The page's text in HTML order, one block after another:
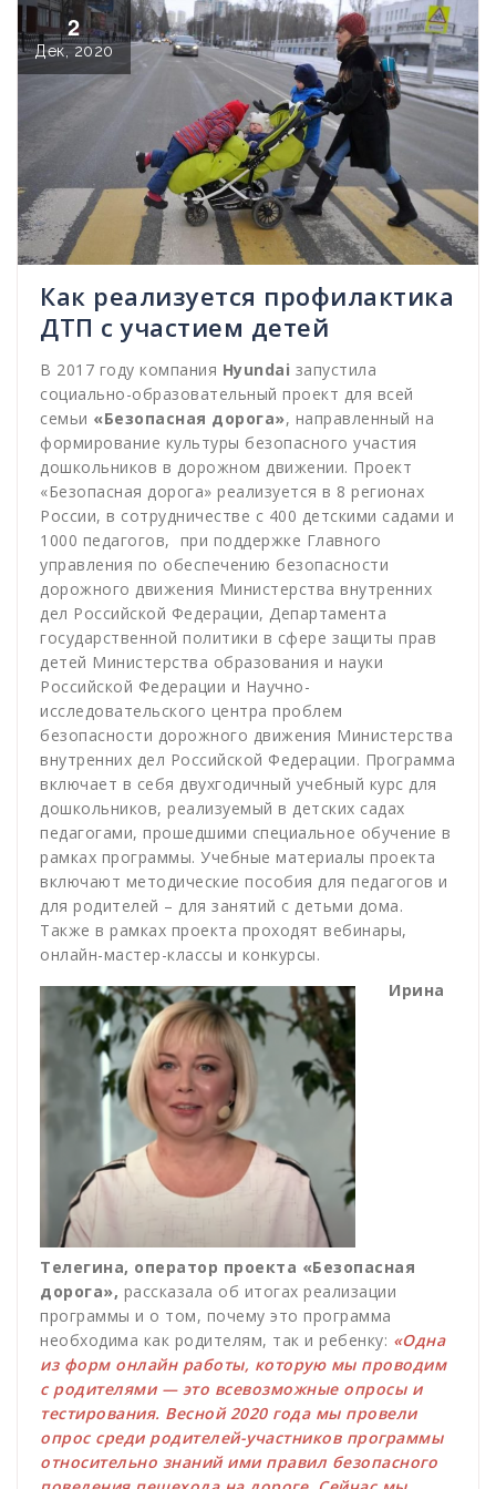
2
Дек, 2020
Как реализуется профилактика
ДТП с участием детей
В 2017 году компания Hyundai запустила
социально-образовательный проект для всей
семьи «Безопасная дорога», направленный на
формирование культуры безопасного участия
дошкольников в дорожном движении. Проект
«Безопасная дорога» реализуется в 8 регионах
России, в сотрудничестве с 400 детскими садами и
1000 педагогов, при поддержке Главного
управления по обеспечению безопасности
дорожного движения Министерства внутренних
дел Российской Федерации, Департамента
государственной политики в сфере защиты прав
детей Министерства образования и науки
Российской Федерации и Научно-
исследовательского центра проблем
безопасности дорожного движения Министерства
внутренних дел Российской Федерации. Программа
включает в себя двухгодичный учебный курс для
дошкольников, реализуемый в детских садах
педагогами, прошедшими специальное обучение в
рамках программы. Учебные материалы проекта
включают методические пособия для педагогов и
для родителей – для занятий с детьми дома.
Также в рамках проекта проходят вебинары,
онлайн-мастер-классы и конкурсы.
Ирина
Телегина, оператор проекта «Безопасная
дорога», рассказала об итогах реализации
программы и о том, почему это программа
необходима как родителям, так и ребенку: «Одна
из форм онлайн работы, которую мы проводим
с родителями — это всевозможные опросы и
тестирования. Весной 2020 года мы провели
опрос среди родителей-участников программы
относительно знаний ими правил безопасного